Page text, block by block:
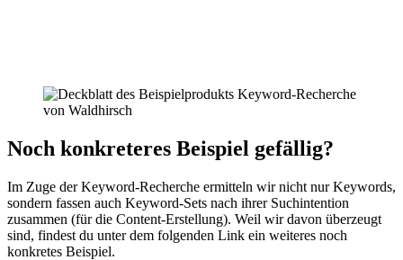
Noch konkreteres Beispiel gefällig?
Im Zuge der Keyword-Recherche ermitteln wir nicht nur Keywords,
sondern fassen auch Keyword-Sets nach ihrer Suchintention
zusammen (für die Content-Erstellung). Weil wir davon überzeugt
sind, findest du unter dem folgenden Link ein weiteres noch
konkretes Beispiel.